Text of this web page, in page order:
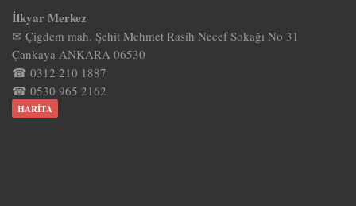
İlkyar Merkez
✉ Çigdem mah. Şehit Mehmet Rasih Necef Sokağı No 31
Çankaya ANKARA 06530
☎ 0312 210 1887
☎ 0530 965 2162
HARITA